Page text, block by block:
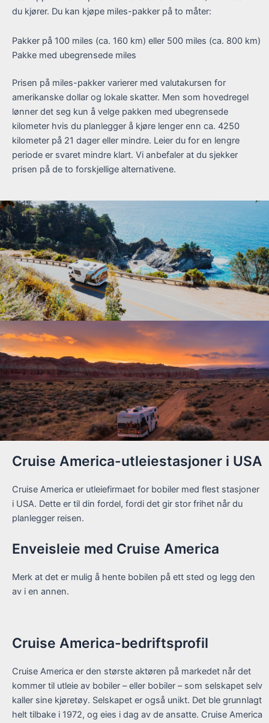
du kjører. Du kan kjøpe miles-pakker på to måter:
Pakker på 100 miles (ca. 160 km) eller 500 miles (ca. 800 km)
Pakke med ubegrensede miles
Prisen på miles-pakker varierer med valutakursen for
amerikanske dollar og lokale skatter. Men som hovedregel
lønner det seg kun å velge pakken med ubegrensede
kilometer hvis du planlegger å kjøre lenger enn ca. 4250
kilometer på 21 dager eller mindre. Leier du for en lengre
periode er svaret mindre klart. Vi anbefaler at du sjekker
prisen på de to forskjellige alternativene.
Cruise America-utleiestasjoner i USA
Cruise America er utleiefirmaet for bobiler med flest stasjoner
i USA. Dette er til din fordel, fordi det gir stor frihet når du
planlegger reisen.
Enveisleie med Cruise America
Merk at det er mulig å hente bobilen på ett sted og legg den
av i en annen.
Cruise America-bedriftsprofil
Cruise America er den største aktøren på markedet når det
kommer til utleie av bobiler – eller bobiler – som selskapet selv
kaller sine kjøretøy. Selskapet er også unikt. Det ble grunnlagt
helt tilbake i 1972, og eies i dag av de ansatte. Cruise America